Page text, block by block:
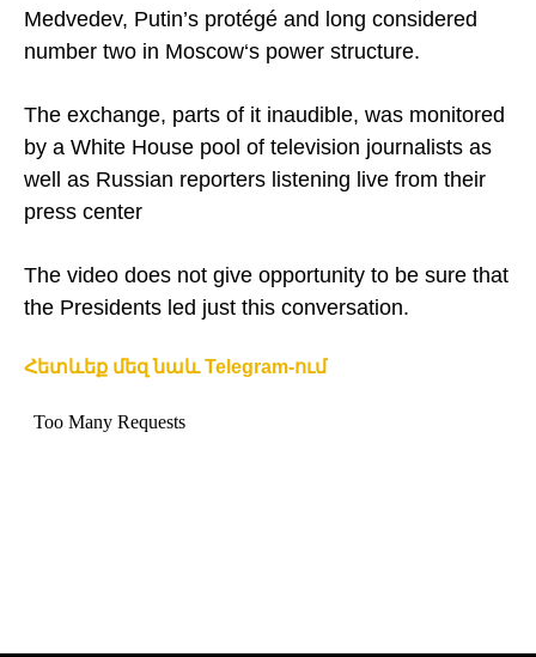
Medvedev, Putin’s protégé and long considered
number two in Moscow‘s power structure.
The exchange, parts of it inaudible, was monitored
by a White House pool of television journalists as
well as Russian reporters listening live from their
press center
The video does not give opportunity to be sure that
the Presidents led just this conversation.
Հետևեք մեզ նաև Telegram-ում